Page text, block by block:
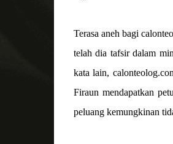
Terasa aneh bagi
telah dia tafsir dalam
kata lain,
Firaun mendapatkan
peluang kemungkinan